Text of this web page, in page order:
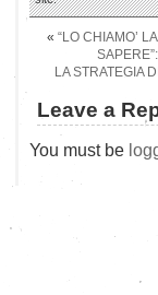
« “LO CHIAMO’
LA STRATEGIA
Leave a
You must be